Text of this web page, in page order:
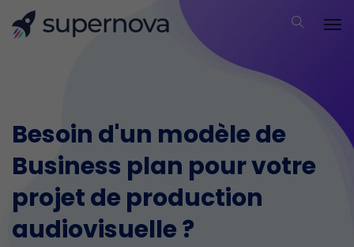
Besoin d'un modèle de
Business plan pour votre
projet de production
audiovisuelle ?